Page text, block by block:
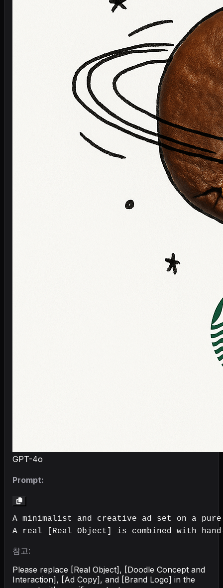
GPT-4o
Prompt:
A minimalist and creative ad set on a pure
A real [Real Object] is combined with
참고:
Please replace [Real Object], [Doodle Concept and
Interaction], [Ad Copy], and [Brand Logo] in the